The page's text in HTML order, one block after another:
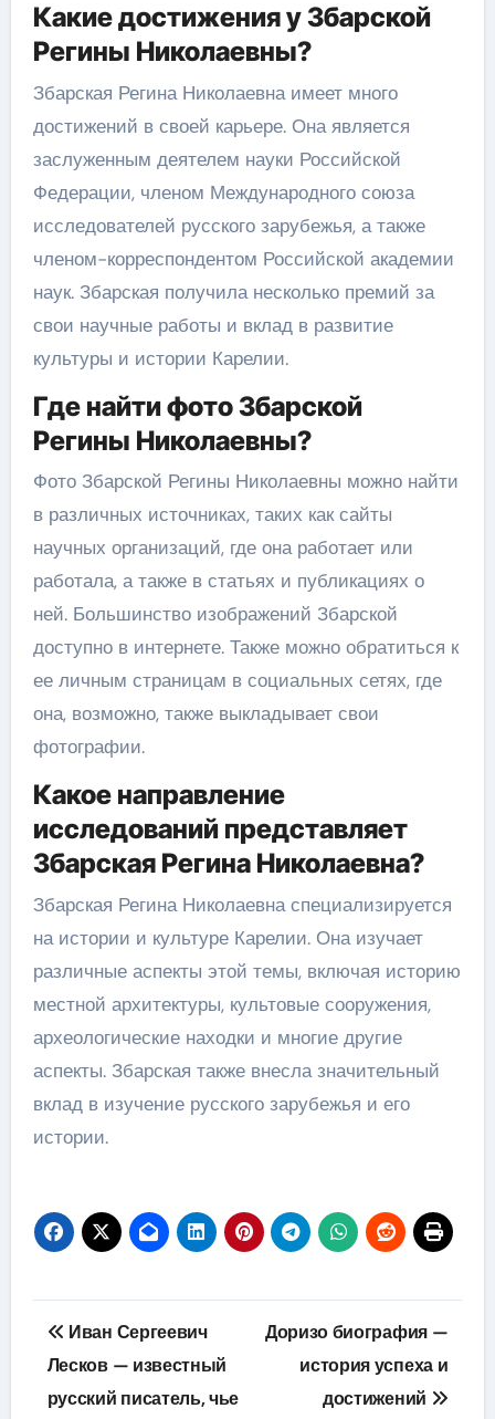
Какие достижения у Збарской
Регины Николаевны?
Збарская Регина Николаевна имеет много
достижений в своей карьере. Она является
заслуженным деятелем науки Российской
Федерации, членом Международного союза
исследователей русского зарубежья, а также
членом-корреспондентом Российской академии
наук. Збарская получила несколько премий за
свои научные работы и вклад в развитие
культуры и истории Карелии.
Где найти фото Збарской
Регины Николаевны?
Фото Збарской Регины Николаевны можно найти
в различных источниках, таких как сайты
научных организаций, где она работает или
работала, а также в статьях и публикациях о
ней. Большинство изображений Збарской
доступно в интернете. Также можно обратиться к
ее личным страницам в социальных сетях, где
она, возможно, также выкладывает свои
фотографии.
Какое направление
исследований представляет
Збарская Регина Николаевна?
Збарская Регина Николаевна специализируется
на истории и культуре Карелии. Она изучает
различные аспекты этой темы, включая историю
местной архитектуры, культовые сооружения,
археологические находки и многие другие
аспекты. Збарская также внесла значительный
вклад в изучение русского зарубежья и его
истории.
Навигация
по
Иван Сергеевич
Лесков — известный
русский писатель, чье
Доризо биография —
история успеха и
достижений